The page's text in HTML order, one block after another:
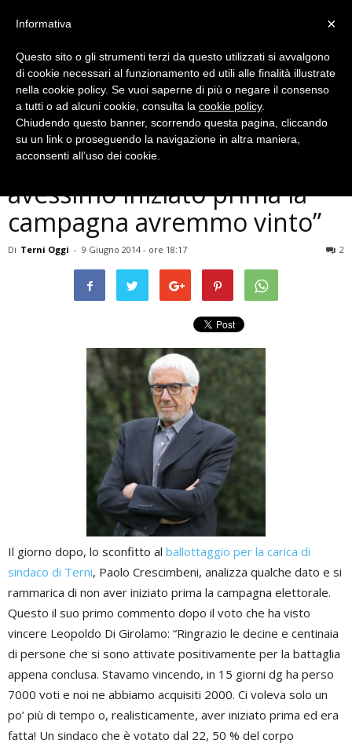
Politica
Terni, Crescimbeni: ”Se
avessimo iniziato prima la
campagna avremmo vinto”
Di Terni Oggi - 9 Giugno 2014 - ore 18:17 2
Il giorno dopo, lo sconfitto al ballottaggio per la carica di
sindaco di Terni, Paolo Crescimbeni, analizza qualche dato e si
rammarica di non aver iniziato prima la campagna elettorale.
Questo il suo primo commento dopo il voto che ha visto
vincere Leopoldo Di Girolamo: “Ringrazio le decine e centinaia
di persone che si sono attivate positivamente per la battaglia
appena conclusa. Stavamo vincendo, in 15 giorni dg ha perso
7000 voti e noi ne abbiamo acquisiti 2000. Ci voleva solo un
po’ più di tempo o, realisticamente, aver iniziato prima ed era
fatta! Un sindaco che è votato dal 22, 50 % del corpo
×
Informativa
Questo sito o gli strumenti terzi da questo utilizzati si avvalgono
di cookie necessari al funzionamento ed utili alle finalità illustrate
nella cookie policy. Se vuoi saperne di più o negare il consenso
a tutti o ad alcuni cookie, consulta la cookie policy.
Chiudendo questo banner, scorrendo questa pagina, cliccando
su un link o proseguendo la navigazione in altra maniera,
acconsenti all’uso dei cookie.